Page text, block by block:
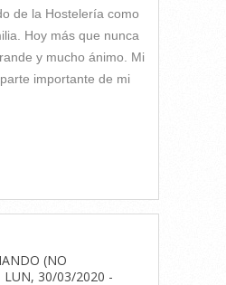
de la Hostelería como
Hoy más que nunca
y mucho ánimo. Mi
importante de mi
(NO
LUN, 30/03/2020 -